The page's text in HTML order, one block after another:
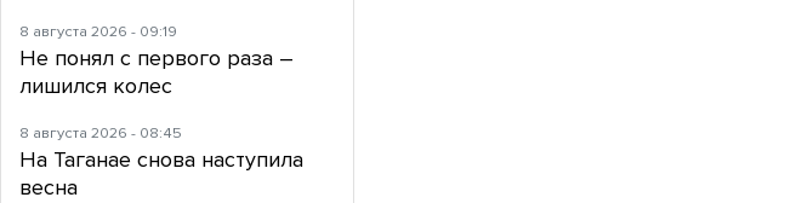
8 августа 2026 - 09:19
Не понял с первого раза –
лишился колес
8 августа 2026 - 08:45
На Таганае снова наступила
весна